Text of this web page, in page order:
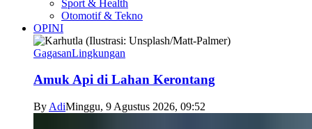
Sport & Health
Otomotif & Tekno
OPINI
GagasanLingkungan
Amuk Api di Lahan Kerontang
By AdiMinggu, 9 Agustus 2026, 09:52